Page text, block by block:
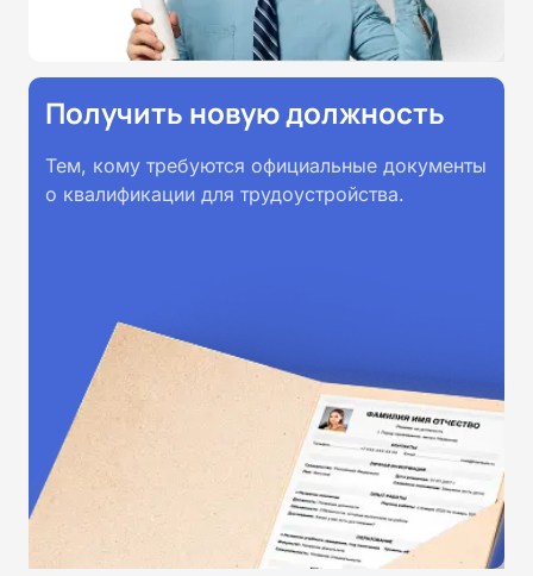
Получить новую должность
Тем, кому требуются официальные документы
о квалификации для трудоустройства.